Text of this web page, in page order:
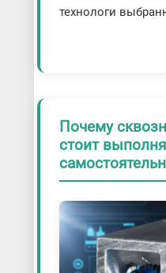
технологи
Почему
стоит